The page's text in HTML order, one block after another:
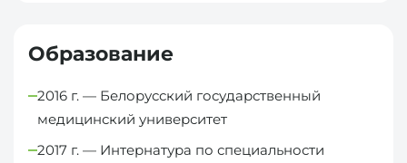
Образование
2016 г. — Белорусский государственный
медицинский университет
2017 г. — Интернатура по специальности